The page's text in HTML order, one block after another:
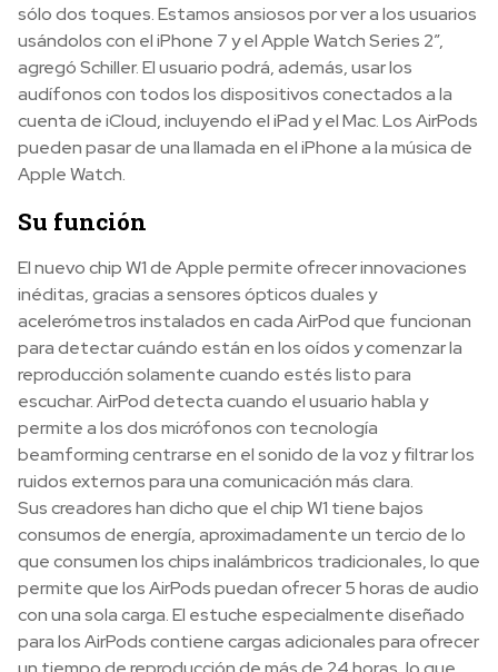
sólo dos toques. Estamos ansiosos por ver a los usuarios
usándolos con el iPhone 7 y el Apple Watch Series 2”,
agregó Schiller. El usuario podrá, además, usar los
audífonos con todos los dispositivos conectados a la
cuenta de iCloud, incluyendo el iPad y el Mac. Los AirPods
pueden pasar de una llamada en el iPhone a la música de
Apple Watch.
Su función
El nuevo chip W1 de Apple permite ofrecer innovaciones
inéditas, gracias a sensores ópticos duales y
acelerómetros instalados en cada AirPod que funcionan
para detectar cuándo están en los oídos y comenzar la
reproducción solamente cuando estés listo para
escuchar. AirPod detecta cuando el usuario habla y
permite a los dos micrófonos con tecnología
beamforming centrarse en el sonido de la voz y filtrar los
ruidos externos para una comunicación más clara.
Sus creadores han dicho que el chip W1 tiene bajos
consumos de energía, aproximadamente un tercio de lo
que consumen los chips inalámbricos tradicionales, lo que
permite que los AirPods puedan ofrecer 5 horas de audio
con una sola carga. El estuche especialmente diseñado
para los AirPods contiene cargas adicionales para ofrecer